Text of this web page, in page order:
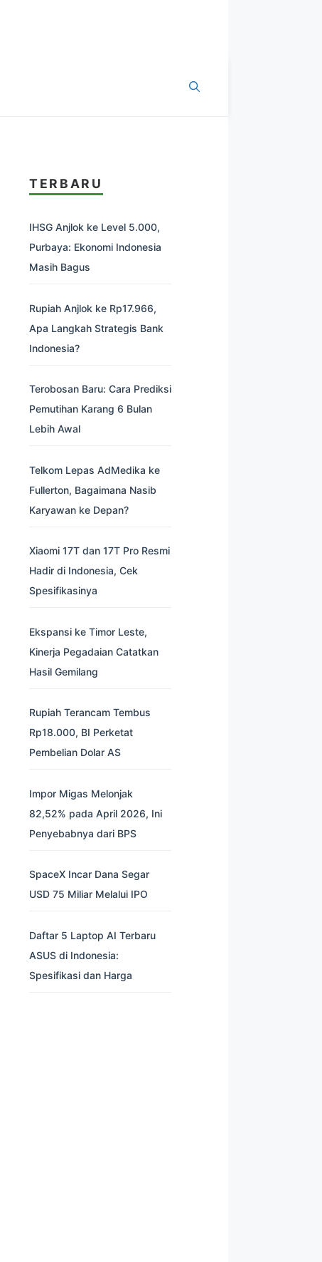
TERBARU
IHSG Anjlok ke Level 5.000,
Purbaya: Ekonomi Indonesia
Masih Bagus
Rupiah Anjlok ke Rp17.966,
Apa Langkah Strategis Bank
Indonesia?
Terobosan Baru: Cara Prediksi
Pemutihan Karang 6 Bulan
Lebih Awal
Telkom Lepas AdMedika ke
Fullerton, Bagaimana Nasib
Karyawan ke Depan?
Xiaomi 17T dan 17T Pro Resmi
Hadir di Indonesia, Cek
Spesifikasinya
Ekspansi ke Timor Leste,
Kinerja Pegadaian Catatkan
Hasil Gemilang
Rupiah Terancam Tembus
Rp18.000, BI Perketat
Pembelian Dolar AS
Impor Migas Melonjak
82,52% pada April 2026, Ini
Penyebabnya dari BPS
SpaceX Incar Dana Segar
USD 75 Miliar Melalui IPO
Daftar 5 Laptop AI Terbaru
ASUS di Indonesia:
Spesifikasi dan Harga